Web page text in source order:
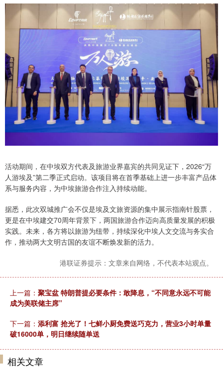
活动期间，在中埃双方代表及旅游业界嘉宾的共同见证下，2026“万
人游埃及”第二季正式启动。该项目将在首季基础上进一步丰富产品体
系与服务内容，为中埃旅游合作注入持续动能。
据悉，此次双城推广会不仅是埃及文旅资源的集中展示指南针股票，
更是在中埃建交70周年背景下，两国旅游合作迈向高质量发展的积极
实践。未来，各方将以旅游为纽带，持续深化中埃人文交流与务实合
作，推动两大文明古国的友谊不断焕发新的活力。
港联证券提示：文章来自网络，不代表本站观点。
上一篇： 聚宝盆 特朗普提必要条件：敢降息，“不同意永远不可能
成为美联储主席”
下一篇： 添利富 抢光了！七鲜小厨免费送巧克力，营业3小时单量
破16000单，明日继续随单送
相关文章